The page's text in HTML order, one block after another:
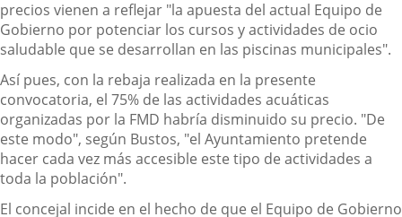
precios vienen a reflejar "la apuesta del actual Equipo de
Gobierno por potenciar los cursos y actividades de ocio
saludable que se desarrollan en las piscinas municipales".
Así pues, con la rebaja realizada en la presente
convocatoria, el 75% de las actividades acuáticas
organizadas por la FMD habría disminuido su precio. "De
este modo", según Bustos, "el Ayuntamiento pretende
hacer cada vez más accesible este tipo de actividades a
toda la población".
El concejal incide en el hecho de que el Equipo de Gobierno